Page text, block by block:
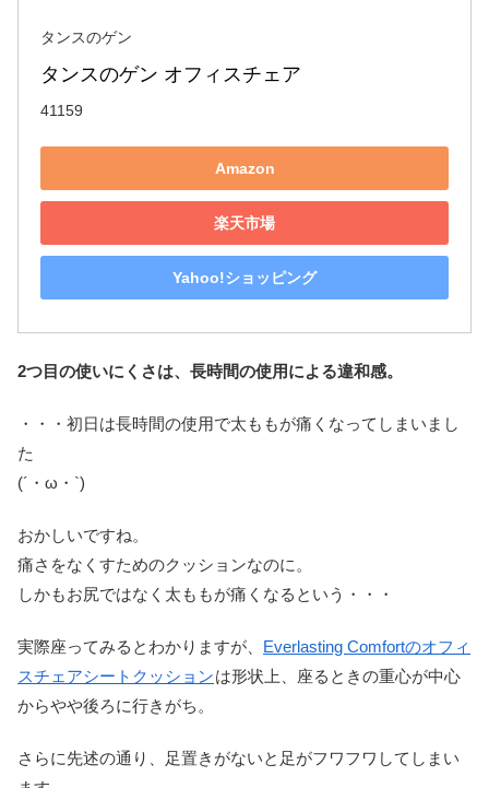
タンスのゲン
タンスのゲン オフィスチェア
41159
Amazon
楽天市場
Yahoo!ショッピング
2つ目の使いにくさは、長時間の使用による違和感。
・・・初日は長時間の使用で太ももが痛くなってしまいまし
た
(´・ω・`)
おかしいですね。
痛さをなくすためのクッションなのに。
しかもお尻ではなく太ももが痛くなるという・・・
実際座ってみるとわかりますが、
Everlasting Comfortのオフィ
スチェアシートクッションは形状上、座るときの重心が中心
からやや後ろに行きがち。
さらに先述の通り、足置きがないと足がフワフワしてしまい